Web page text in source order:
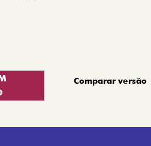
Comparar versão